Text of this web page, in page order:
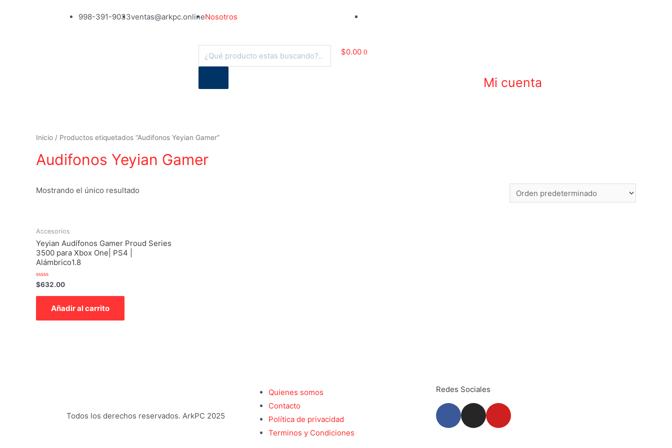
998-391-9033ventas@arkpc.onlineNosotros
$0.00 0
Mi cuenta
Inicio / Productos etiquetados “Audifonos Yeyian Gamer”
Audifonos Yeyian Gamer
Mostrando el único resultado
Accesorios
Yeyian Audífonos Gamer Proud Series
3500 para Xbox One| PS4 |
Alámbrico1.8
Valorado
con
0
$632.00
Añadir al carrito
Todos los derechos reservados. ArkPC 2025
Quienes somos
Contacto
Política de privacidad
Terminos y Condiciones
Redes Sociales